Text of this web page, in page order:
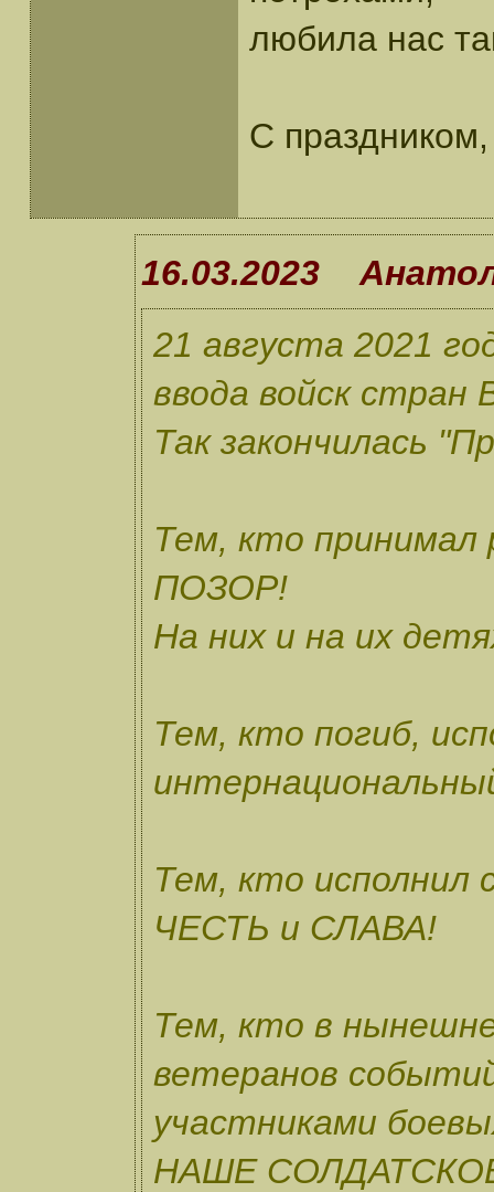
любила нас
С
16.03.2023
21 августа 2021
ввода войск стран
Так закончилась
Тем, кто
ПОЗОР!
На них и на их
Тем, кто погиб,
Тем, кто исполнил
ЧЕСТЬ и СЛАВА!
Тем, кто в
ветеранов
участниками
НАШЕ